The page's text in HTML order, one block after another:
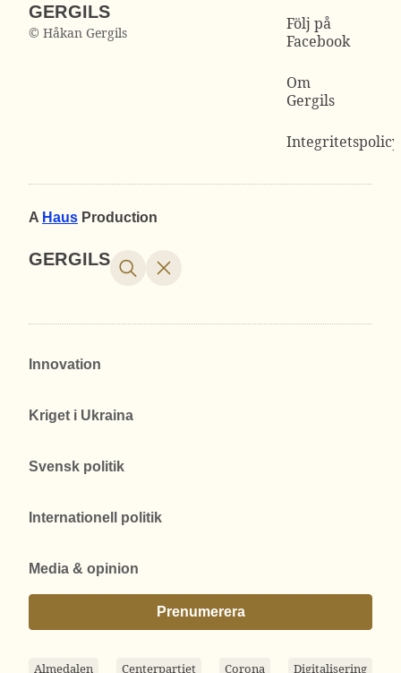
GERGILS
© Håkan Gergils
Följ på
Facebook
Om
Gergils
Integritetspolicy
A Haus Production
GERGILS
Innovation
Kriget i Ukraina
Svensk politik
Internationell politik
Media & opinion
Prenumerera
Almedalen Centerpartiet Corona Digitalisering